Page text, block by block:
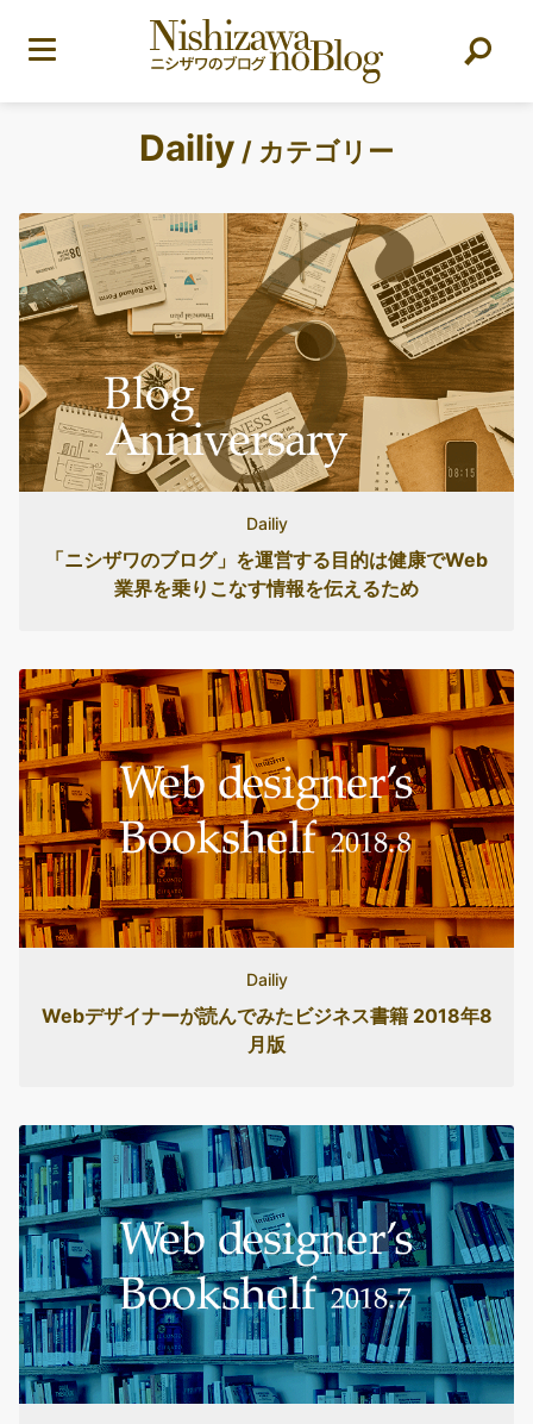
Dailiy / カテゴリー
Dailiy
「ニシザワのブログ」を運営する目的は健康でWeb
業界を乗りこなす情報を伝えるため
Dailiy
Webデザイナーが読んでみたビジネス書籍 2018年8
月版